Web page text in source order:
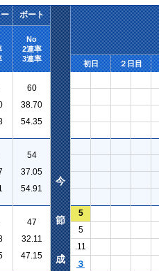
ボート
No
2連率
3連率
初日 ２日目
60
38.70
54.35
54
37.05
54.91
47
32.11
47.15
5
5
.11
３
今
節
成